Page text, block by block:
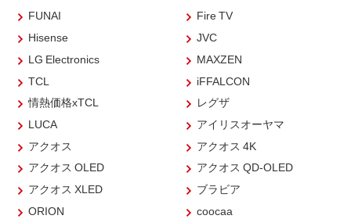
FUNAI
Fire TV
Hisense
JVC
LG Electronics
MAXZEN
TCL
iFFALCON
情熱価格xTCL
レグザ
LUCA
アイリスオーヤマ
アクオス
アクオス 4K
アクオス OLED
アクオス QD-OLED
アクオス XLED
ブラビア
ORION
coocaa